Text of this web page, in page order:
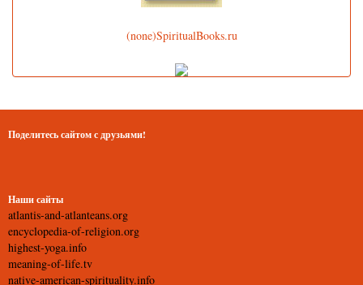
(none)SpiritualBooks.ru
Поделитесь сайтом с друзьями!
Наши сайты
atlantis-and-atlanteans.org
encyclopedia-of-religion.org
highest-yoga.info
meaning-of-life.tv
native-american-spirituality.info